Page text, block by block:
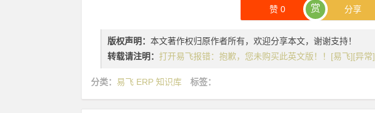
赞 0 赏 分享
版权声明：本文著作权归原作者所有，欢迎分享本文，谢谢支持！
转载请注明：打开易飞报错：抱歉，您未购买此英文版！！[易飞][异常]
分类： 易飞 ERP 知识库 标签：